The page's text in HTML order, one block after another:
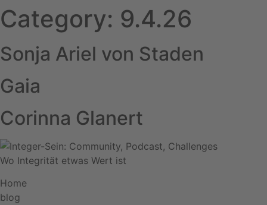
Skip
to
Category: 9.4.26
Sonja Ariel von Staden
Gaia
Corinna Glanert
Wo Integrität etwas Wert ist
Home
blog